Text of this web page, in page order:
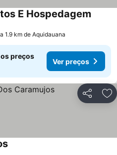
E Hospedagem
1.9 km de Aquidauana
preços
Ver preços
Partilhar